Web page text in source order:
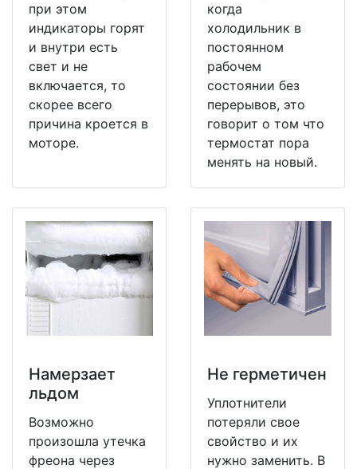
при этом
индикаторы горят
и внутри есть
свет и не
включается, то
скорее всего
причина кроется в
моторе.
когда
холодильник в
постоянном
рабочем
состоянии без
перерывов, это
говорит о том что
термостат пора
менять на новый.
Намерзает
льдом
Возможно
произошла утечка
фреона через
Не герметичен
Уплотнители
потеряли свое
свойство и их
нужно заменить. В